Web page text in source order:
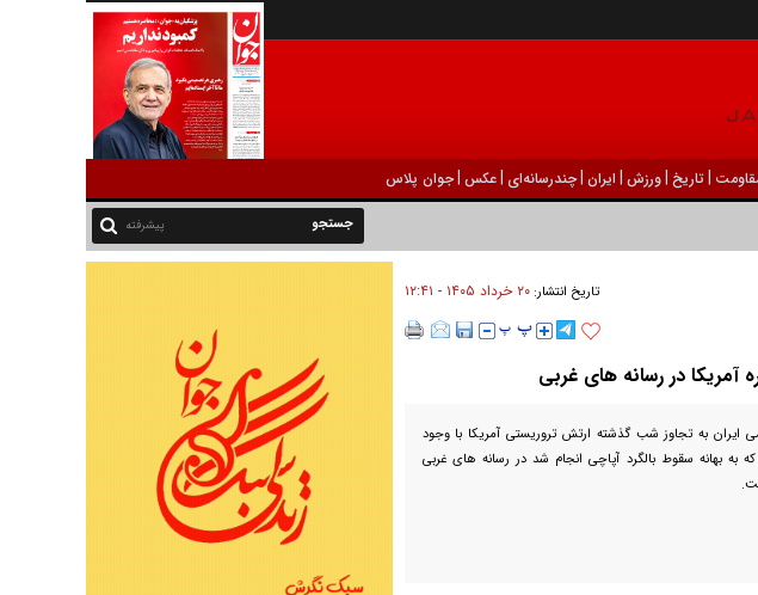
|تاریخ |ورزش | ايران |چندرسانه‌ای |عکس |جوان پلاس
پیشرفته
تاریخ انتشار:۲۰ خرداد ۱۴۰۵ - ۱۲:۴۱
آمریکا در رسانه های غربی
ایران به تجاوز شب گذشته ارتش تروریستی آمریکا با وجود
به بهانه سقوط بالگرد آپاچی انجام شد در رسانه های غربی